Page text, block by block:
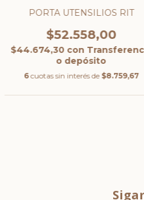
PORTA UTENSILIOS RIT
$52.558,00
$44.674,30 con
o depósito
6 cuotas sin interés de $8.759,67